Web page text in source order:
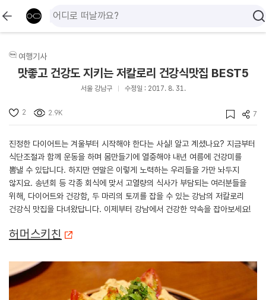
여행기사
맛좋고 건강도 지키는 저칼로리 건강식맛집 BEST5
서울 강남구 수정일 : 2017. 8. 31.
2 2.9K 7
진정한 다이어트는 겨울부터 시작해야 한다는 사실! 알고 계셨나요? 지금부터
식단조절과 함께 운동을 하며 몸만들기에 열중해야 내년 여름에 건강미를
뽐낼 수 있답니다. 하지만 연말은 이렇게 노력하는 우리들을 가만 놔두지
않지요. 송년회 등 각종 회식에 맞서 고열량의 식사가 부담되는 여러분들을
위해, 다이어트와 건강함, 두 마리의 토끼를 잡을 수 있는 강남의 저칼로리
건강식 맛집을 다녀왔답니다. 이제부터 강남에서 건강한 약속을 잡아보세요!
허머스키친